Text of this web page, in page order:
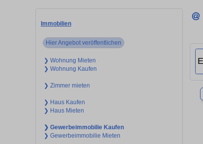
Immobilien
Hier Angebot veröffentlichen
❯ Wohnung Mieten
❯ Wohnung Kaufen
❯ Zimmer mieten
❯ Haus Kaufen
❯ Haus Mieten
❯ Gewerbeimmobilie Kaufen
❯ Gewerbeimmobilie Mieten